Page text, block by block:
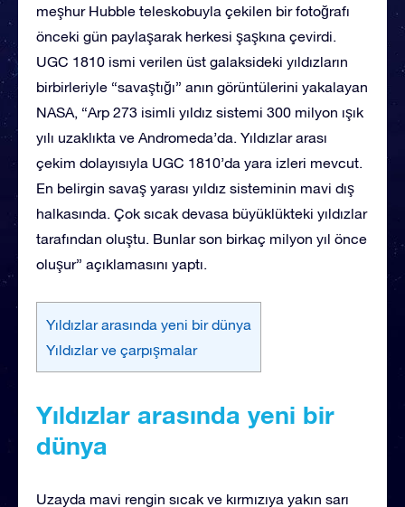
meşhur Hubble teleskobuyla çekilen bir fotoğrafı
önceki gün paylaşarak herkesi şaşkına çevirdi.
UGC 1810 ismi verilen üst galaksideki yıldızların
birbirleriyle “savaştığı” anın görüntülerini yakalayan
NASA, “Arp 273 isimli yıldız sistemi 300 milyon ışık
yılı uzaklıkta ve Andromeda’da. Yıldızlar arası
çekim dolayısıyla UGC 1810’da yara izleri mevcut.
En belirgin savaş yarası yıldız sisteminin mavi dış
halkasında. Çok sıcak devasa büyüklükteki yıldızlar
tarafından oluştu. Bunlar son birkaç milyon yıl önce
oluşur” açıklamasını yaptı.
Yıldızlar arasında yeni bir dünya
Yıldızlar ve çarpışmalar
Yıldızlar arasında yeni bir
dünya
Uzayda mavi rengin sıcak ve kırmızıya yakın sarı